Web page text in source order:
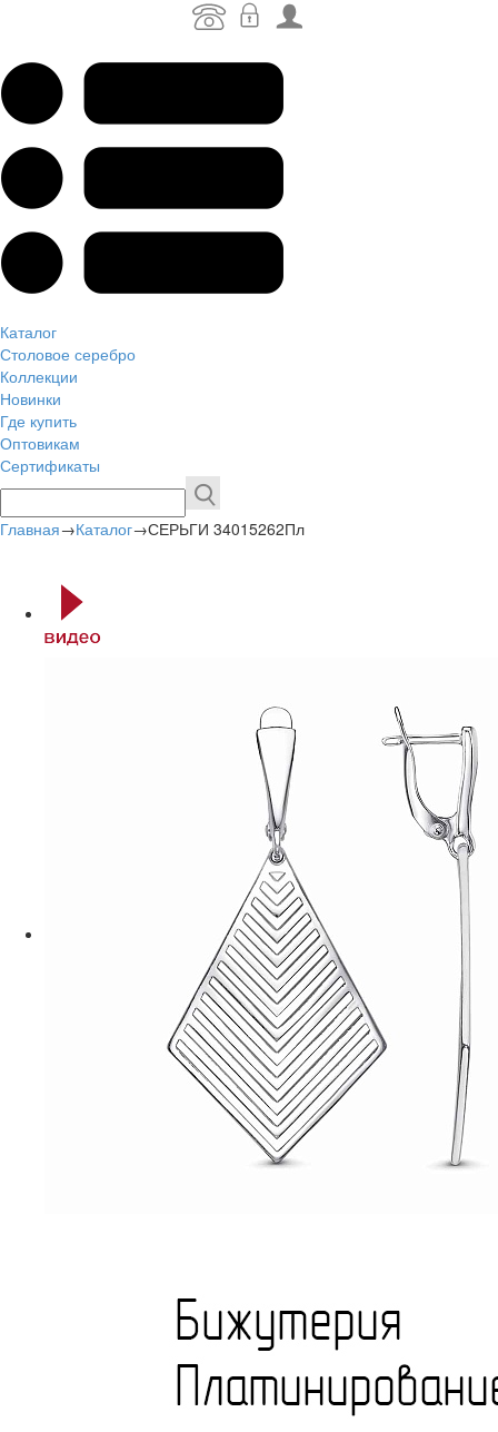
Каталог
Столовое серебро
Коллекции
Новинки
Где купить
Оптовикам
Сертификаты
Главная→Каталог→СЕРЬГИ 34015262Пл